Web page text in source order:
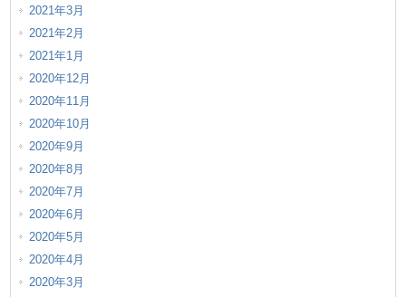
2021年3月
2021年2月
2021年1月
2020年12月
2020年11月
2020年10月
2020年9月
2020年8月
2020年7月
2020年6月
2020年5月
2020年4月
2020年3月